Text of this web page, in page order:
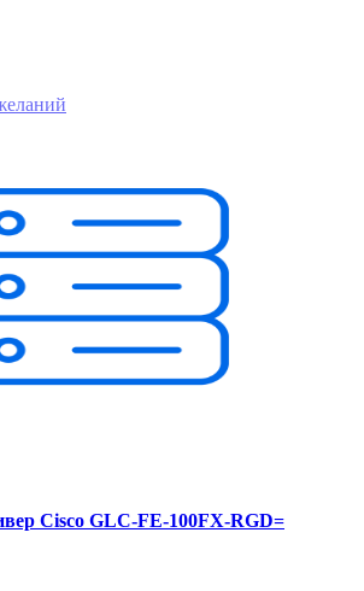
Cisco GLC-FE-100FX-RGD=